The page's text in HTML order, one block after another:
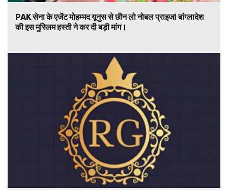
PAK सेना के एजेंट मोहम्मद यूनुस से छीन लो नोबल प्राइज! बांग्लादेश
की इस मुस्लिम हस्ती ने कर दी बड़ी मांग।